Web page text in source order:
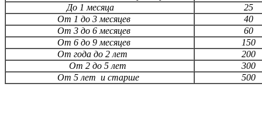
До 1 месяца
25
От 1 до 3 месяцев
40
От 3 до 6 месяцев
60
От 6 до 9 месяцев
150
От года до 2 лет
200
От 2 до 5 лет
300
От 5 лет и старше
500